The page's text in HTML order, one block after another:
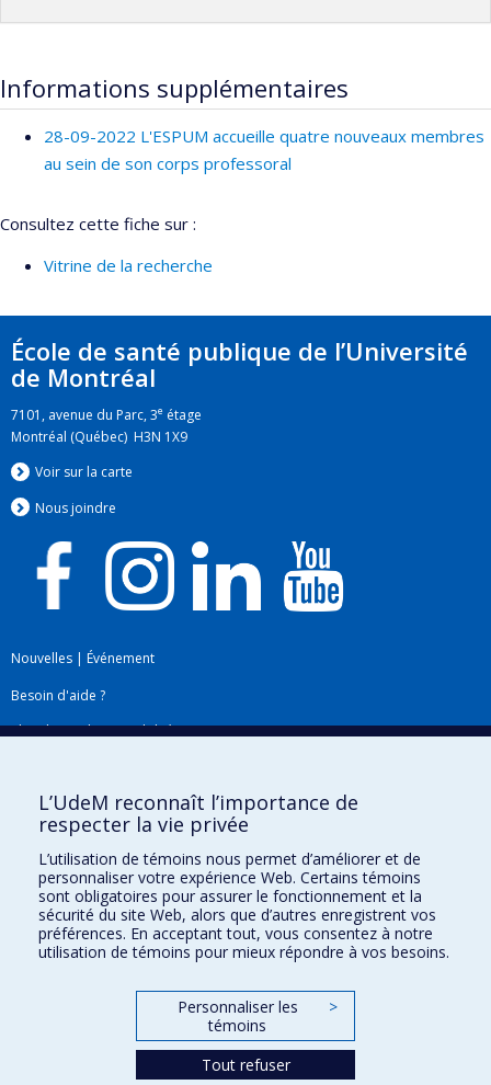
Informations supplémentaires
28-09-2022 L'ESPUM accueille quatre nouveaux membres
au sein de son corps professoral
Consultez cette fiche sur :
Vitrine de la recherche
École de santé publique de l’Université
de Montréal
7101, avenue du Parc, 3e étage
Montréal (Québec) H3N 1X9
Voir sur la carte
Nous joindre
Nouvelles | Événement
Besoin d'aide ?
Plan du site|Accessibilité
Téléchargez les logos de l'ESPUM
L’UdeM reconnaît l’importance de
respecter la vie privée
L’utilisation de témoins nous permet d’améliorer et de
personnaliser votre expérience Web. Certains témoins
sont obligatoires pour assurer le fonctionnement et la
sécurité du site Web, alors que d’autres enregistrent vos
préférences. En acceptant tout, vous consentez à notre
utilisation de témoins pour mieux répondre à vos besoins.
Personnaliser les
témoins
>
Tout refuser